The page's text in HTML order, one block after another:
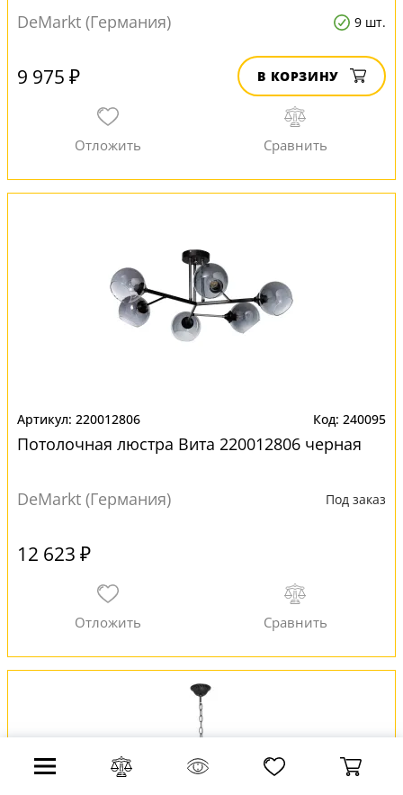
DeMarkt (Германия)
9 шт.
9 975 ₽ В КОРЗИНУ
220012806 240095
Потолочная люстра Вита 220012806 черная
DeMarkt (Германия) Под заказ
12 623 ₽